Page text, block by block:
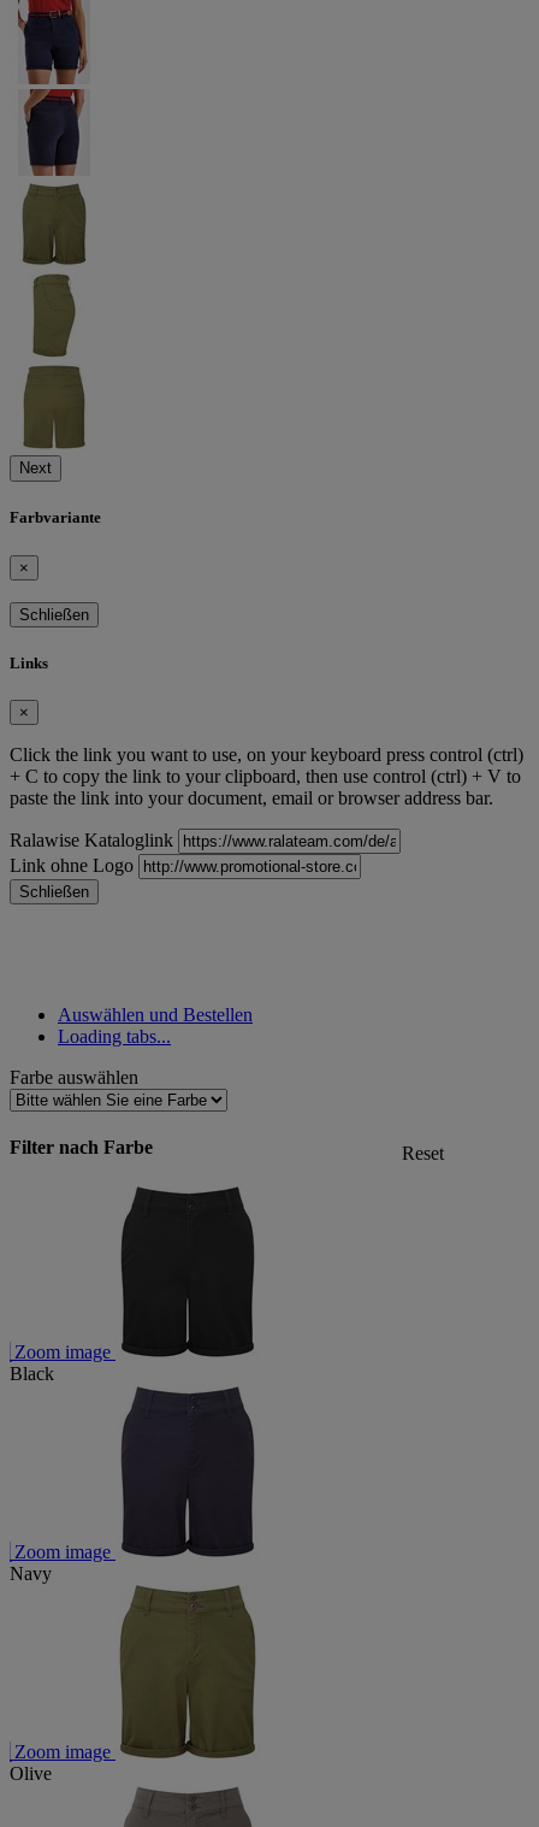
Next
Farbvariante
×
Schließen
Links
×
Click the link you want to use, on your keyboard press control (ctrl)
+ C to copy the link to your clipboard, then use control (ctrl) + V to
paste the link into your document, email or browser address bar.
Ralawise Kataloglink
Link ohne Logo
Schließen
Auswählen und Bestellen
Loading tabs...
Farbe auswählen
Filter nach Farbe Reset
Zoom image
Black
Zoom image
Navy
Zoom image
Olive